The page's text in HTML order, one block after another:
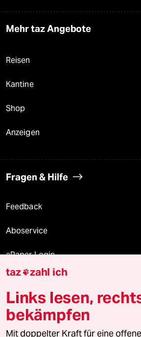
Mehr taz Angebote
Reisen
Kantine
Shop
Anzeigen
Fragen & Hilfe
Feedback
Aboservice
ePaper Login
Downloads für Abonnierende
© 2026 taz Verlags und Vertriebs
Alle Rechte vorbehalten. Bei rechtlichen
taz zahl ich
Links lesen,
bekämpfen
Mit doppelter Kraft für eine